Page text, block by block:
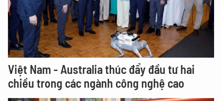
Việt Nam - Australia thúc đẩy đầu tư hai
chiều trong các ngành công nghệ cao